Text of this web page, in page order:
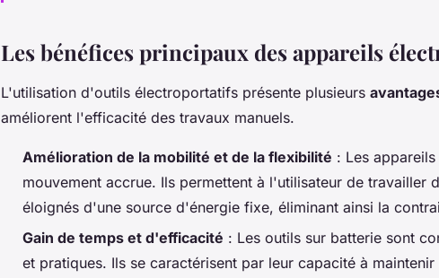
Les bénéfices principaux des appareils
L'utilisation d'outils électroportatifs présente plusieurs
améliorent l'efficacité des travaux manuels.
Amélioration de la mobilité et de la flexibilité : Les
mouvement accrue. Ils permettent à l'utilisateur de travailler
éloignés d'une source d'énergie fixe, éliminant ainsi la
Gain de temps et d'efficacité : Les outils sur batterie sont
et pratiques. Ils se caractérisent par leur capacité à